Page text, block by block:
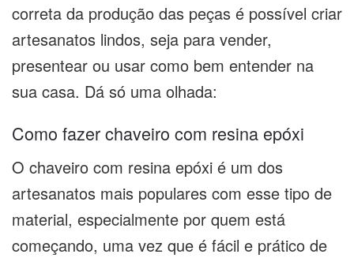
correta da produção das peças é possível criar
artesanatos lindos, seja para vender,
presentear ou usar como bem entender na
sua casa. Dá só uma olhada:
Como fazer chaveiro com resina epóxi
O chaveiro com resina epóxi é um dos
artesanatos mais populares com esse tipo de
material, especialmente por quem está
começando, uma vez que é fácil e prático de